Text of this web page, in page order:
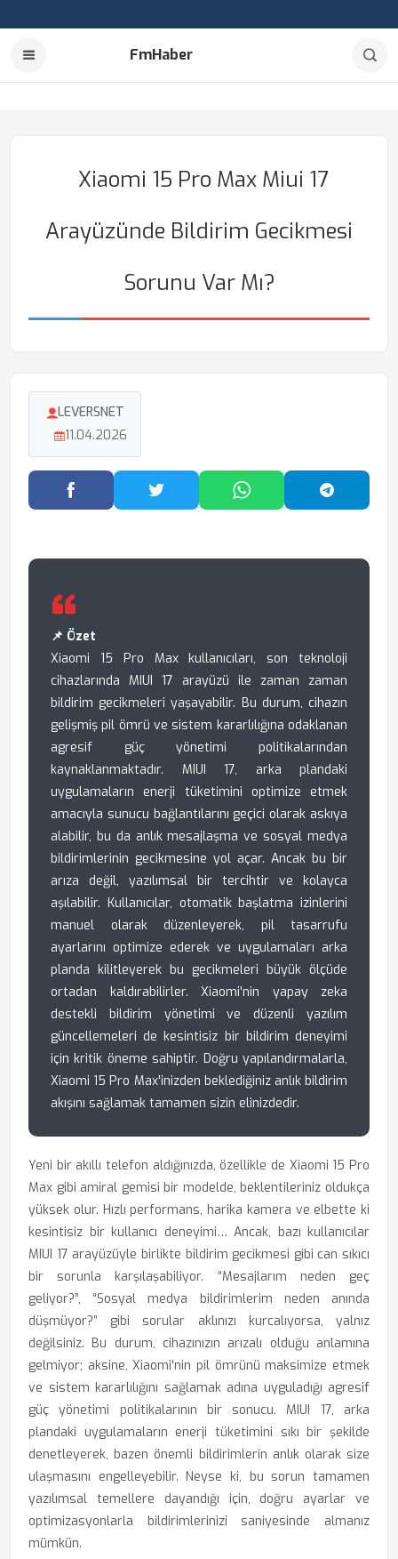
FmHaber
Xiaomi 15 Pro Max Miui 17
Arayüzünde Bildirim Gecikmesi
Sorunu Var Mı?
LEVERSNET
11.04.2026
Facebook'ta PaylaşTwitter'da PaylaşWhatsApp'ta Paylaş
📌 Özet
Xiaomi 15 Pro Max kullanıcıları, son teknoloji
cihazlarında MIUI 17 arayüzü ile zaman zaman
bildirim gecikmeleri yaşayabilir. Bu durum, cihazın
gelişmiş pil ömrü ve sistem kararlılığına odaklanan
agresif güç yönetimi politikalarından
kaynaklanmaktadır. MIUI 17, arka plandaki
uygulamaların enerji tüketimini optimize etmek
amacıyla sunucu bağlantılarını geçici olarak askıya
alabilir, bu da anlık mesajlaşma ve sosyal medya
bildirimlerinin gecikmesine yol açar. Ancak bu bir
arıza değil, yazılımsal bir tercihtir ve kolayca
aşılabilir. Kullanıcılar, otomatik başlatma izinlerini
manuel olarak düzenleyerek, pil tasarrufu
ayarlarını optimize ederek ve uygulamaları arka
planda kilitleyerek bu gecikmeleri büyük ölçüde
ortadan kaldırabilirler. Xiaomi'nin yapay zeka
destekli bildirim yönetimi ve düzenli yazılım
güncellemeleri de kesintisiz bir bildirim deneyimi
için kritik öneme sahiptir. Doğru yapılandırmalarla,
Xiaomi 15 Pro Max'inizden beklediğiniz anlık bildirim
akışını sağlamak tamamen sizin elinizdedir.
Yeni bir akıllı telefon aldığınızda, özellikle de Xiaomi 15 Pro
Max gibi amiral gemisi bir modelde, beklentileriniz oldukça
yüksek olur. Hızlı performans, harika kamera ve elbette ki
kesintisiz bir kullanıcı deneyimi… Ancak, bazı kullanıcılar
MIUI 17 arayüzüyle birlikte bildirim gecikmesi gibi can sıkıcı
bir sorunla karşılaşabiliyor. “Mesajlarım neden geç
geliyor?”, “Sosyal medya bildirimlerim neden anında
düşmüyor?” gibi sorular aklınızı kurcalıyorsa, yalnız
değilsiniz. Bu durum, cihazınızın arızalı olduğu anlamına
gelmiyor; aksine, Xiaomi'nin pil ömrünü maksimize etmek
ve sistem kararlılığını sağlamak adına uyguladığı agresif
güç yönetimi politikalarının bir sonucu. MIUI 17, arka
plandaki uygulamaların enerji tüketimini sıkı bir şekilde
denetleyerek, bazen önemli bildirimlerin anlık olarak size
ulaşmasını engelleyebilir. Neyse ki, bu sorun tamamen
yazılımsal temellere dayandığı için, doğru ayarlar ve
optimizasyonlarla bildirimlerinizi saniyesinde almanız
mümkün.